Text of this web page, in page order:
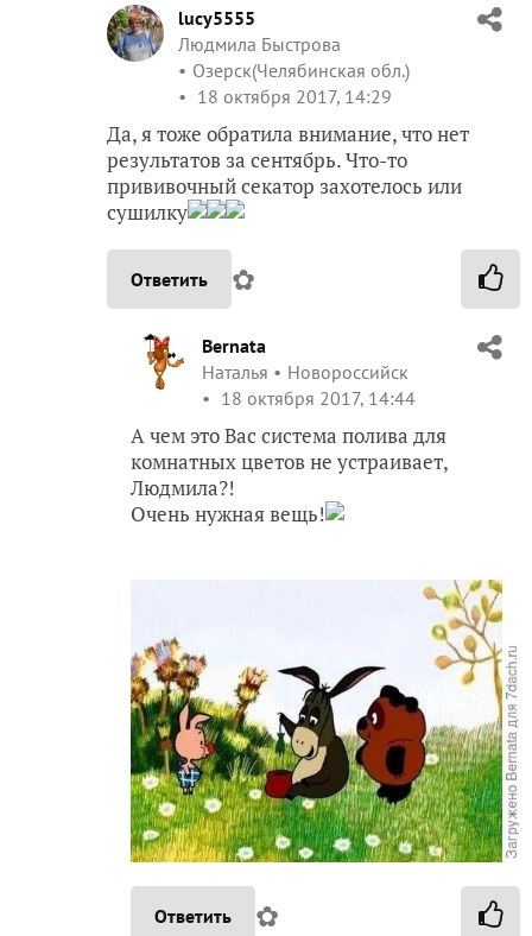
lucy5555
Людмила Быстрова
Озерск(Челябинская обл.)
18 октября 2017, 14:29
Да, я тоже обратила внимание, что нет
результатов за сентябрь. Что-то
прививочный секатор захотелось или
сушилку
Ответить ✿
Bernata
Наталья
Новороссийск
18 октября 2017, 14:44
А чем это Вас система полива для
комнатных цветов не устраивает,
Людмила?!
Очень нужная вещь!
Ответить ✿